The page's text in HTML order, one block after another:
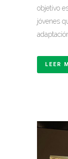
objetivo
jóvenes
LEER